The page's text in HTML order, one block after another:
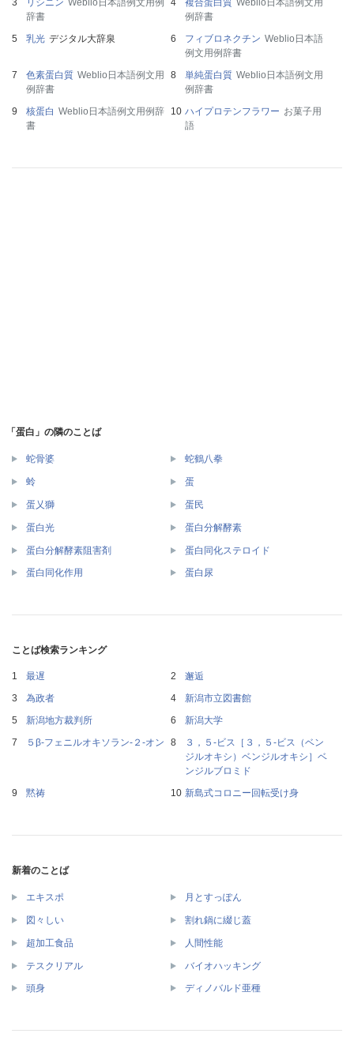
リシニン Weblio日本語例文用例
辞書
複合蛋白質 Weblio日本語例文用
例辞書
乳光 デジタル大辞泉 フィブロネクチン Weblio日本語
例文用例辞書
色素蛋白質 Weblio日本語例文用
例辞書
単純蛋白質 Weblio日本語例文用
例辞書
核蛋白 Weblio日本語例文用例辞
書
ハイプロテンフラワー お菓子用
語
「蛋白」の隣のことば
蛇骨婆 蛇鶴八拳
蛉 蛋
蛋乂獅 蛋民
蛋白光 蛋白分解酵素
蛋白分解酵素阻害剤 蛋白同化ステロイド
蛋白同化作用 蛋白尿
ことば検索ランキング
最遅
邂逅
為政者
新潟市立図書館
新潟地方裁判所
新潟大学
５β‐フェニルオキソラン‐２‐オン
３，５‐ビス［３，５‐ビス（ベン
ジルオキシ）ベンジルオキシ］ベ
ンジルブロミド
黙祷
新島式コロニー回転受け身
新着のことば
エキスポ 月とすっぽん
図々しい 割れ鍋に綴じ蓋
超加工食品 人間性能
テスクリアル バイオハッキング
頭身 ディノバルド亜種